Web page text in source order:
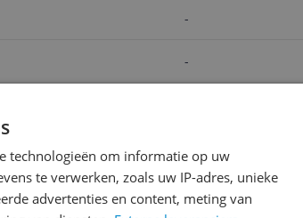
-
-
v.a. € 100,99
Bekijk product
technologieën om informatie op uw
te verwerken, zoals uw IP-adres, unieke
advertenties en content, meting van